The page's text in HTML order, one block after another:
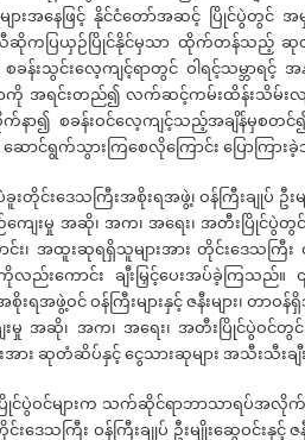
ျားအနေဖြင့် နိုင်ငံတော်အဆင့် ပြိုင်ပွဲတွင်
ပြယှဉ်ပြိုင်နိုင်မှသာ ထိုက်တန်သည့် ဆုတံဆိပ်မျ
စခန်းသွင်းလေ့ကျင့်ရာတွင် ဝါရင့်သမ္ဘာရင့်
နာကို အရင်းတည်၍ လက်ဆင့်ကမ်းထိန်းသိမ်းလ
နာ၍ စခန်းဝင်လေ့ကျင့်သည့်အချိန်မှစတ
ောင်ရွက်သွားကြစေလိုကြောင်း ပြောကြား
းဒေသကြီးအစိုးရအဖွဲ့၊ ဝန်ကြီးချုပ် ဦးမ
ယဉ်ကျေးမှု အဆို၊ အက၊ အရေး၊ အတီးပြိုင်
း၊ အထူးဆုရရှိသူများအား တိုင်းဒေသကြီ
ကိုလည်းကောင်း ချီးမြှင့်ပေးအပ်ခဲ့ကြသ
းရအဖွဲ့ဝင် ဝန်ကြီးများနှင့် ဇနီးများ၊ တာ
ကျေးမှု အဆို၊ အက၊ အရေး၊ အတီးပြိုင်
ား ဆုတံဆိပ်နှင့် ငွေသားဆုများ အသီးသီးချီ
င်များက သက်ဆိုင်ရာဘာသာရပ်အလိုက် သီ
းဒေသကြီး ဝန်ကြီးချုပ် ဦးမျိုးဆွေဝင်းနှ